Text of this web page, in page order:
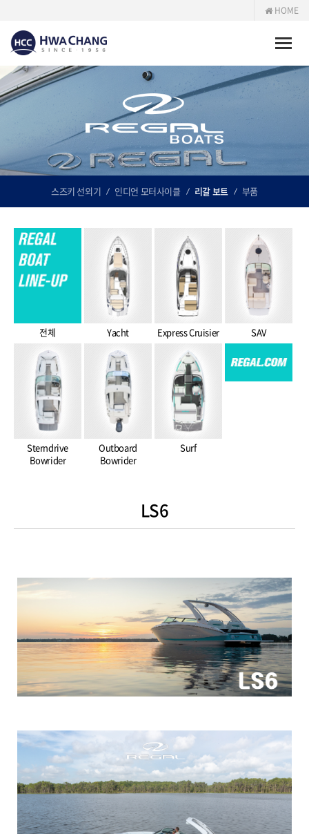
HOME
Toggle
스즈키 선외기 인디언 모터사이클 리갈 보트 부품
전체 Yacht Express Cruisier SAV
Sterndrive
Bowrider
Outboard
Bowrider
Surf
LS6